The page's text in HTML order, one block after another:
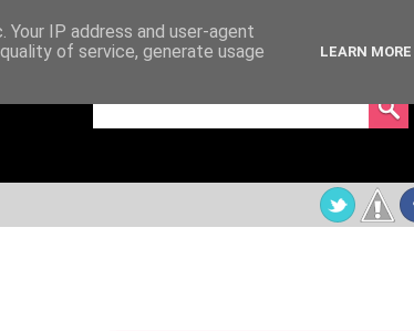
IP address and user-agent
of service, generate usage
LEARN MORE